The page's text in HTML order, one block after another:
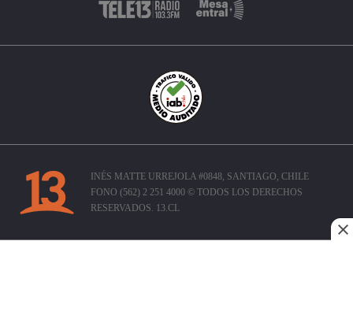
INÉS MATTE URREJOLA #0848, SANTIAGO, CHILE
FONO (562) 2 251 4000 © TODOS LOS DERECHOS
RESERVADOS. 13.CL